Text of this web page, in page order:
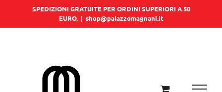
SPEDIZIONI GRATUITE PER ORDINI SUPERIORI A 50
EURO. | shop@palazzomagnani.it